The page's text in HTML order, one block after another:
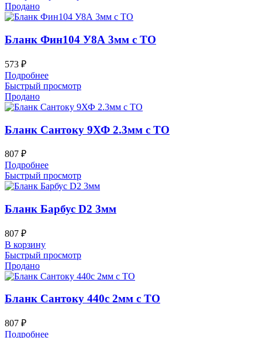
Продано
Бланк Фин104 У8А 3мм с ТО
573 ₽
Подробнее
Быстрый просмотр
Продано
Бланк Сантоку 9ХФ 2.3мм с ТО
807 ₽
Подробнее
Быстрый просмотр
Бланк Барбус D2 3мм
807 ₽
В корзину
Быстрый просмотр
Продано
Бланк Сантоку 440c 2мм с ТО
807 ₽
Подробнее